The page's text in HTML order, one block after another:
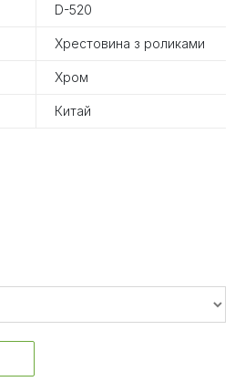
D-520
Хрестовина з роликами
Хром
Китай